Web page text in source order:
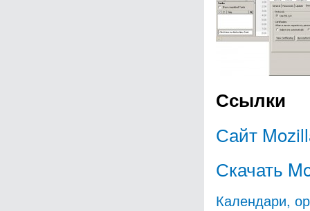
Ссылки
Сайт
Скачать
Календари,